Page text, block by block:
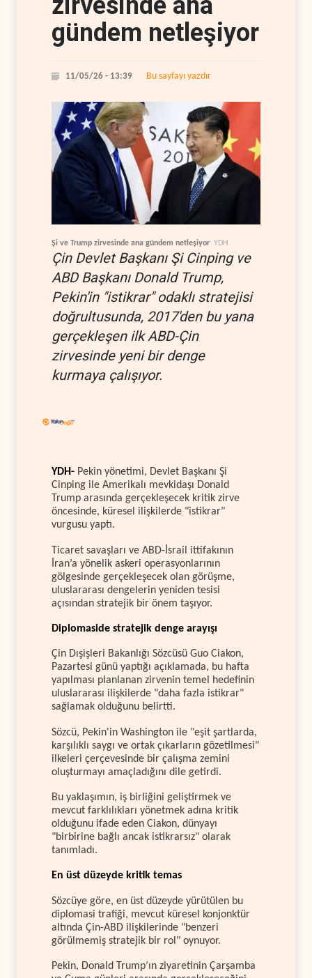
gündem netleşiyor
11/05/26 - 13:39 Bu sayfayı yazdır
Şi ve Trump zirvesinde ana gündem netleşiyor YDH
Çin Devlet Başkanı Şi Cinping ve
ABD Başkanı Donald Trump,
Pekin'in "istikrar" odaklı stratejisi
doğrultusunda, 2017'den bu yana
gerçekleşen ilk ABD-Çin
zirvesinde yeni bir denge
kurmaya çalışıyor.
YDH- Pekin yönetimi, Devlet Başkanı Şi
Cinping ile Amerikalı mevkidaşı Donald
Trump arasında gerçekleşecek kritik zirve
öncesinde, küresel ilişkilerde "istikrar"
vurgusu yaptı.
Ticaret savaşları ve ABD-İsrail ittifakının
İran’a yönelik askeri operasyonlarının
gölgesinde gerçekleşecek olan görüşme,
uluslararası dengelerin yeniden tesisi
açısından stratejik bir önem taşıyor.
Diplomaside stratejik denge arayışı
Çin Dışişleri Bakanlığı Sözcüsü Guo Ciakon,
Pazartesi günü yaptığı açıklamada, bu hafta
yapılması planlanan zirvenin temel hedefinin
uluslararası ilişkilerde "daha fazla istikrar"
sağlamak olduğunu belirtti.
Sözcü, Pekin'in Washington ile "eşit şartlarda,
karşılıklı saygı ve ortak çıkarların gözetilmesi"
ilkeleri çerçevesinde bir çalışma zemini
oluşturmayı amaçladığını dile getirdi.
Bu yaklaşımın, iş birliğini geliştirmek ve
mevcut farklılıkları yönetmek adına kritik
olduğunu ifade eden Ciakon, dünyayı
"birbirine bağlı ancak istikrarsız" olarak
tanımladı.
En üst düzeyde kritik temas
Sözcüye göre, en üst düzeyde yürütülen bu
diplomasi trafiği, mevcut küresel konjonktür
altında Çin-ABD ilişkilerinde "benzeri
görülmemiş stratejik bir rol" oynuyor.
Pekin, Donald Trump’ın ziyaretinin Çarşamba